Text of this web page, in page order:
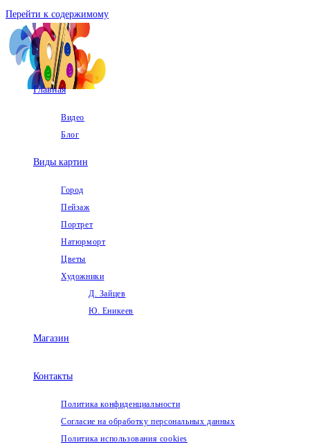
Перейти к содержимому
Главная
Видео
Блог
Виды картин
Город
Пейзаж
Портрет
Натюрморт
Цветы
Художники
Д. Зайцев
Ю. Еникеев
Магазин
Контакты
Политика конфиденциальности
Согласие на обработку персональных данных
Политика использования cookies